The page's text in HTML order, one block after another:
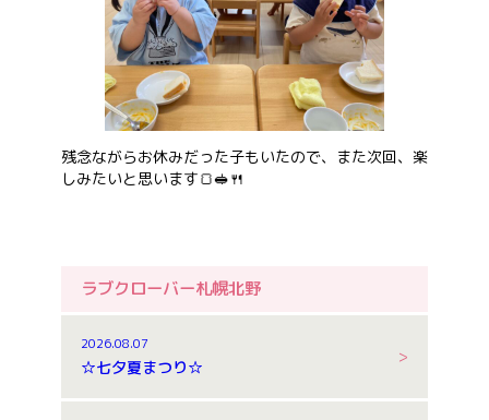
残念ながらお休みだった子もいたので、また次回、楽
しみたいと思います🍞🥪🍴
ラブクローバー札幌北野
2026.08.07
☆七夕夏まつり☆